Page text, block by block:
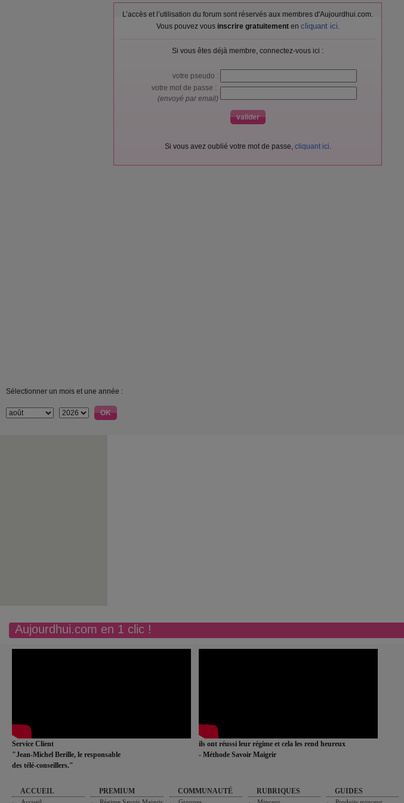
L’accès et l’utilisation du forum sont réservés aux membres d'Aujourdhui.com.
Vous pouvez vous inscrire gratuitementen cliquant ici.
Si vous êtes déjà membre, connectez-vous ici :
votre pseudo :
votre mot de passe :
(envoyé par email)
Si vous avez oublié votre mot de passe, cliquant ici.
Sélectionner un mois et une année :
Aujourdhui.com en 1 clic !
Service Client
"Jean-Michel Berille, le responsable
des télé-conseillers."
ils ont réussi leur régime et cela les rend heureux
- Méthode Savoir Maigrir
ACCUEIL PREMIUM COMMUNAUTÉ RUBRIQUES GUIDES